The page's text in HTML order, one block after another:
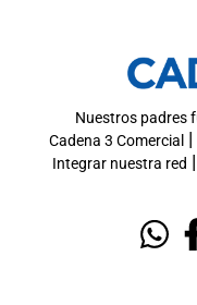
Nuestros padres
Cadena 3 Comercial |
Integrar nuestra red |